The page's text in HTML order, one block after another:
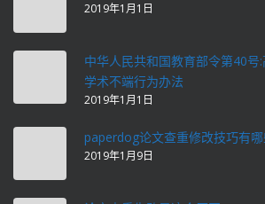
2019年1月1日
中华人民共和国教育部令第40号
学术不端行为办法
2019年1月1日
paperdog论文查重修改技巧有哪
2019年1月9日